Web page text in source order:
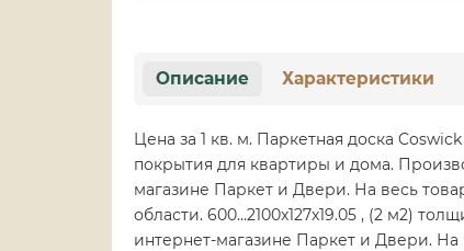
Описание Характеристики
Цена за 1 кв. м. Паркетная доска
покрытия для квартиры и дома.
магазине Паркет и Двери. На весь
области. 600…2100x127x19.05 , (2 м2)
интернет-магазине Паркет и Двери. На